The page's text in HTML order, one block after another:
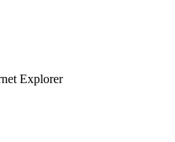
Explorer